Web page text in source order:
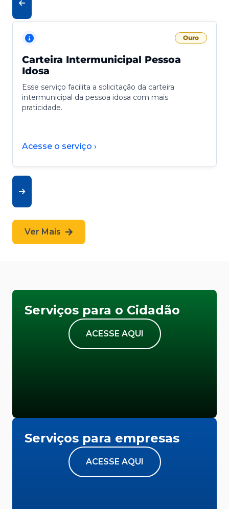
Ouro
Carteira Intermunicipal Pessoa
Idosa
Esse serviço facilita a solicitação da carteira
intermunicipal da pessoa idosa com mais
praticidade.
Acesse o serviço ›
Ver Mais
Serviços para o Cidadão
ACESSE AQUI
Serviços para empresas
ACESSE AQUI